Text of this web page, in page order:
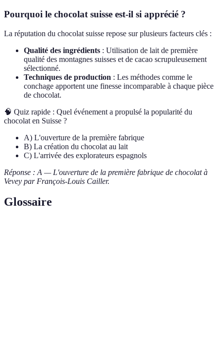
Pourquoi le chocolat suisse est-il si apprécié ?
La réputation du chocolat suisse repose sur plusieurs facteurs clés :
Qualité des ingrédients : Utilisation de lait de première
qualité des montagnes suisses et de cacao scrupuleusement
sélectionné.
Techniques de production : Les méthodes comme le
conchage apportent une finesse incomparable à chaque pièce
de chocolat.
🧠 Quiz rapide : Quel événement a propulsé la popularité du
chocolat en Suisse ?
A) L'ouverture de la première fabrique
B) La création du chocolat au lait
C) L'arrivée des explorateurs espagnols
Réponse : A — L'ouverture de la première fabrique de chocolat à
Vevey par François-Louis Cailler.
Glossaire